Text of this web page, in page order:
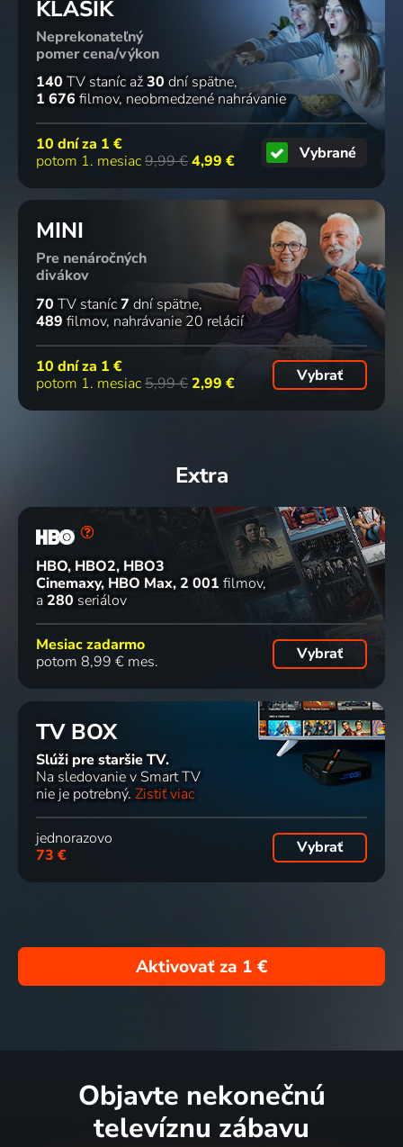
KLASIK
Neprekonateľný
pomer cena/výkon
140 TV staníc až30 dní spätne
1 676 filmov neobmedzené nahrávanie
10 dní za 1 €
potom 1. mesiac9,99 €4,99 € Vybrané
MINI
Pre nenáročných
divákov
70 TV staníc7 dní spätne
489 filmov nahrávanie 20 relácií
10 dní za 1 €
potom 1. mesiac5,99 € 2,99 € Vybrať
Extra
HBO, HBO2, HBO3
Cinemaxy, HBO Max 2 001 filmov
a 280 seriálov
Mesiac zadarmo
potom 8,99 € mes.
Vybrať
TV BOX
Slúži pre staršie TV.
Na sledovanie v Smart TV
nie je potrebný. Zistiť viac
jednorazovo
73 €
Vybrať
Aktivovať za 1 €
Objavte nekonečnú
televíznu zábavu